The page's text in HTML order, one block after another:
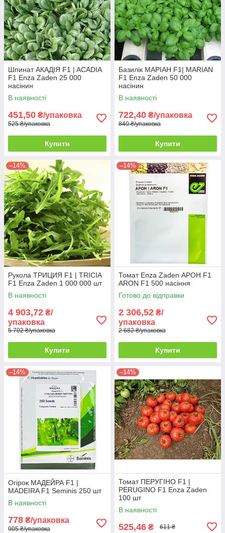
Шпинат АКАДІЯ F1 | ACADIA
F1 Enza Zaden 25 000
насінин
В наявності
451,50 ₴/упаковка
525 ₴/упаковка
Купити
Базилік МАРІАН F1| MARIAN
F1 Enza Zaden 50 000
насінин
В наявності
722,40 ₴/упаковка
840 ₴/упаковка
Купити
–14%
Рукола ТРИЦИЯ F1 | TRICIA
F1 Enza Zaden 1 000 000 шт
В наявності
4 903,72 ₴/
упаковка
5 702 ₴/упаковка
Купити
–14%
Томат Enza Zaden АРОН F1
ARON F1 500 насіння
Готово до відправки
2 306,52 ₴/
упаковка
2 682 ₴/упаковка
Купити
–14%
Огірок МАДЕЙРА F1 |
MADEIRA F1 Seminis 250 шт
В наявності
778 ₴/упаковка
905 ₴/упаковка
–14%
Томат ПЕРУГІНО F1 |
PERUGINO F1 Enza Zaden
100 шт
В наявності
525,46 ₴ 611 ₴